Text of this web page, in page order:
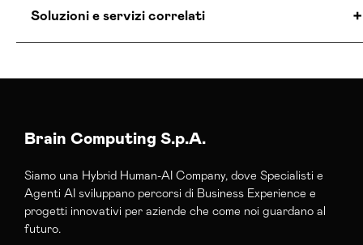
Soluzioni e servizi correlati
Agenzia Posizionamento Seo Sondrio
Agenzia Web Marketing Sondrio
Campagne Adv Social Sondrio
Campagne Advertising Sondrio
Brain Computing S.p.A.
Siamo una Hybrid Human-AI Company, dove Specialisti e
Agenti AI sviluppano percorsi di Business Experience e
progetti innovativi per aziende che come noi guardano al
futuro.